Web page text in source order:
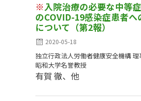
※入院治療の必要な中等
のCOVID-19感染症患者へ
について（第2報）
2020-05-18
独立行政法人労働者健康安全機構 理
昭和大学名誉教授
有賀 徹、他